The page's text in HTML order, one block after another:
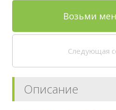
Возьми
Следующая
Описание